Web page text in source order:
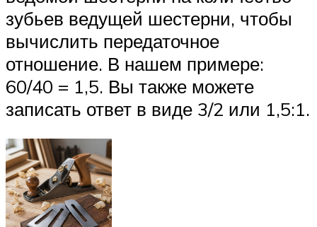
зубьев ведущей шестерни, чтобы
вычислить передаточное
отношение. В нашем примере:
60/40 = 1,5. Вы также можете
записать ответ в виде 3/2 или 1,5:1.